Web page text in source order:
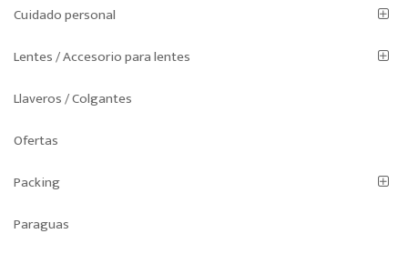
Cuidado personal
Lentes / Accesorio para lentes
Llaveros / Colgantes
Ofertas
Packing
Paraguas